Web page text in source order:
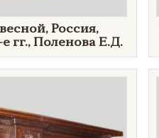
Россия,
гг., Поленова Е.Д.